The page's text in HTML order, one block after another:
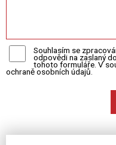
Souhlasím se
odpovědi na zaslaný
tohoto formuláře. V
ochraně osobních údajů.